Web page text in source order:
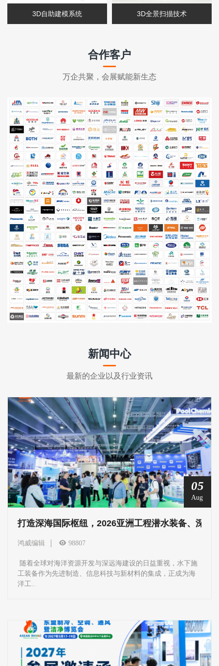
3D自助建模系统 3D全景扫描技术
合作客户
万企共聚，会展赋能新生态
新闻中心
最新的企业以及行业资讯
05
Aug
打造深海国际枢纽，2026亚洲工程潜水装备、深海
鸿威编辑 98807
随着全球对海洋资源开发与深远海建设的日益重视，水下施
工装备作为先进制造、信息科技与新材料的集成，正成为海
洋工..